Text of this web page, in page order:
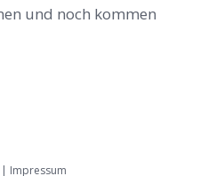
und noch kommen
Impressum